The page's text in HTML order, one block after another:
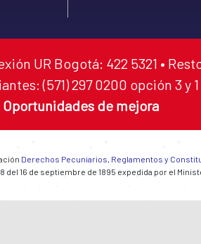
UR Bogotá: 422 5321 •
(571) 297 0200 opción 3 y
Oportunidades de mejora
Derechos Pecuniarios, Reglamentos y
16 de septiembre de 1895 expedida por el